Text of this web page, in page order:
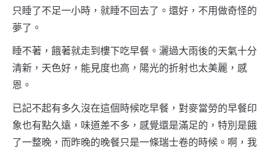
只睡了不足一小時，就睡不回去了。還好，不用做奇怪的
夢了。
睡不著，餓著就走到樓下吃早餐。灑過大雨後的天氣十分
清新，天色好，能見度也高，陽光的折射也太美麗，感
恩。
已記不起有多久沒在這個時候吃早餐，對麥當勞的早餐印
象也有點久遠，味道差不多，感覺還是滿足的，特別是餓
了一整晚，而昨晚的晚餐只是一條瑞士卷的時候。啊，我